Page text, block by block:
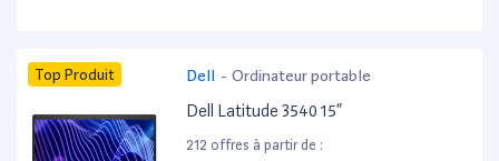
Top Produit Dell - Ordinateur portable
Dell Latitude 3540 15”
212 offres à partir de :